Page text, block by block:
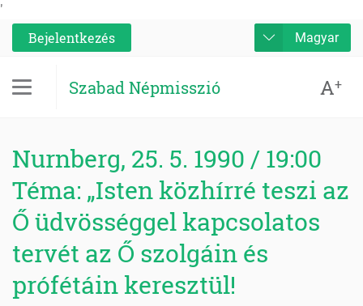
'
Bejelentkezés
Magyar
Szabad Népmisszió A+
Nurnberg, 25. 5. 1990 / 19:00
Téma: „Isten közhírré teszi az
Ő üdvösséggel kapcsolatos
tervét az Ő szolgáin és
prófétáin keresztül!